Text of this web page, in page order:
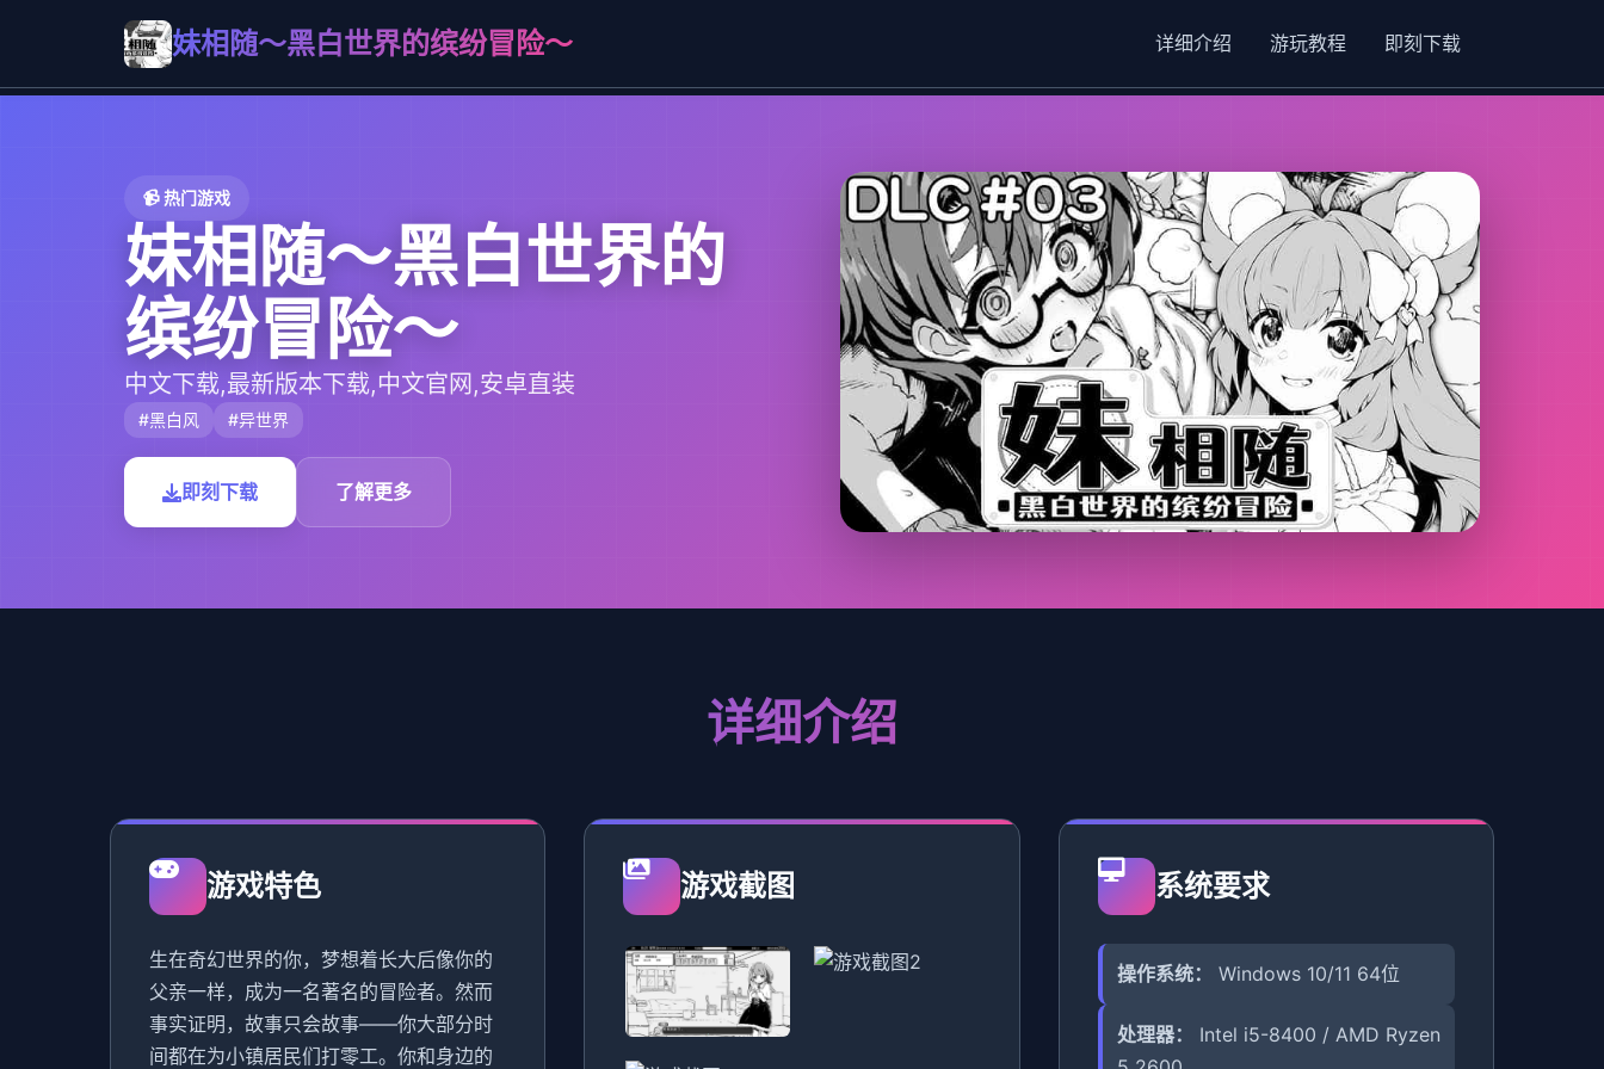
妹相随～黑白世界的缤纷冒险～ 详细介绍 游玩教程 即刻下载
📹 热门游戏
妹相随～黑白世界的
缤纷冒险～
中文下载,最新版本下载,中文官网,安卓直装
#黑白风 #异世界
即刻下载 了解更多
详细介绍
游戏特色
生在奇幻世界的你，梦想着长大后像你的
父亲一样，成为一名著名的冒险者。然而
事实证明，故事只会故事——你大部分时
间都在为小镇居民们打零工。你和身边的
游戏截图 系统要求
操作系统： Windows 10/11 64位
处理器：
Intel i5-8400 / AMD Ryzen